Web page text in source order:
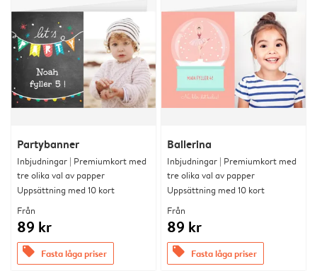
Partybanner
Inbjudningar | Premiumkort med
tre olika val av papper
Uppsättning med 10 kort
Från
89 kr
offers Fasta låga priser
Ballerina
Inbjudningar | Premiumkort med
tre olika val av papper
Uppsättning med 10 kort
Från
89 kr
offers Fasta låga priser